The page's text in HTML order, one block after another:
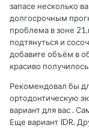
запасе несколько
долгосрочным
проблема в зоне
подтянуться и
добавите объём в
красиво получилось.
Рекомендовал бы
ортодонтическую
вариант для вас .
Еще вариант IDR.